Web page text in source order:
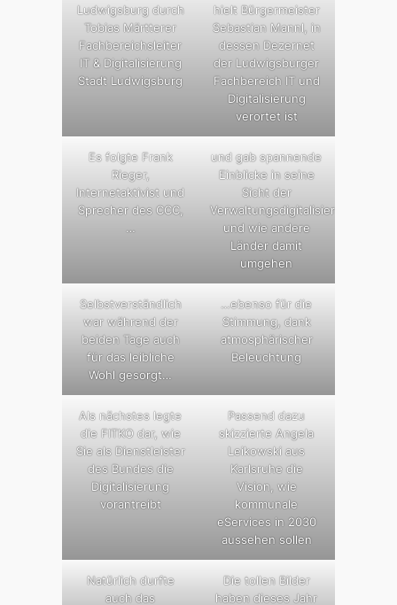
Ludwigsburg durch
Tobias Märtterer
Fachbereichsleiter
IT & Digitalisierung
Stadt Ludwigsburg
hielt Bürgermeister
Sebastian Mannl, in
dessen Dezernet
der Ludwigsburger
Fachbereich IT und
Digitalisierung
verortet ist
Es folgte Frank
Rieger,
Internetaktivist und
Sprecher des CCC,
und gab spannende
Einblicke in seine
Sicht der
Verwaltungsdigitalisierung
und wie andere
Länder damit
umgehen
Selbstverständlich
war während der
beiden Tage auch
für das leibliche
Wohl gesorgt…
…ebenso für die
Stimmung, dank
atmosphärischer
Beleuchtung
Als nächstes legte
die FITKO dar, wie
Sie als Dienstleister
des Bundes die
Digitalisierung
vorantreibt
Passend dazu
skizzierte Angela
Leikowski aus
Karlsruhe die
Vision, wie
kommunale
eServices in 2030
aussehen sollen
Natürlich durfte
auch das
Die tollen Bilder
haben dieses Jahr